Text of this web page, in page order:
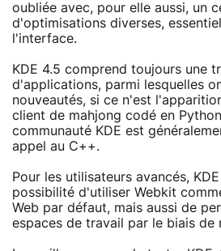
oubliée avec, pour elle aussi, un
d'optimisations diverses,
l'interface.
KDE 4.5 comprend toujours une
d'applications, parmi lesquelles
nouveautés, si ce n'est
client de mahjong codé en
communauté KDE est
appel au C++.
Pour les utilisateurs avancés,
possibilité d'utiliser Webkit
Web par défaut, mais aussi de
espaces de travail par le biais de